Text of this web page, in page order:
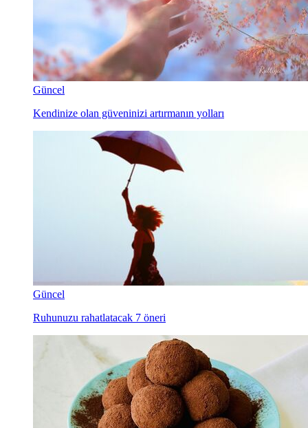
Güncel
Kendinize olan güveninizi artırmanın yolları
Güncel
Ruhunuzu rahatlatacak 7 öneri